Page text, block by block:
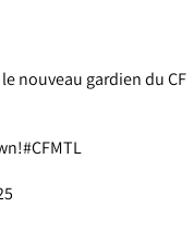
nouveau gardien du CF
#CFMTL